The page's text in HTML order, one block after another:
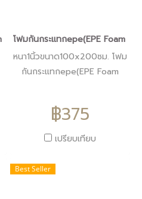
Sheet )โฟมอีพีอีสีขาวหนา2นิ้ว
โฟมกันกระแทกepe(EPE Foam
หนา1นิ้วขนาด100x200ซม. โฟม
กันกระแทกepe(EPE Foam
฿375
เปรียบเทียบ
Best Seller